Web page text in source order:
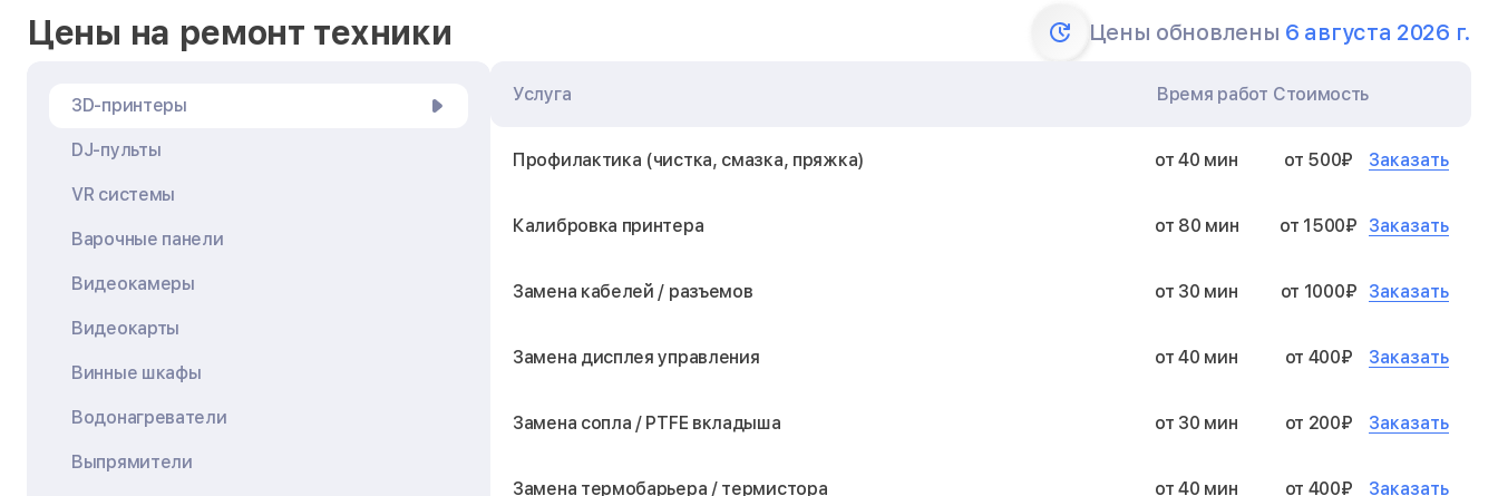
Цены на ремонт техники Цены обновлены 6 августа 2026 г.
3D-принтеры
DJ-пульты
VR системы
Варочные панели
Видеокамеры
Видеокарты
Винные шкафы
Водонагреватели
Выпрямители
Услуга Время работ Стоимость
Профилактика (чистка, смазка, пряжка) от 40 мин от 500₽ Заказать
Калибровка принтера от 80 мин от 1500₽ Заказать
Замена кабелей / разъемов от 30 мин от 1000₽ Заказать
Замена дисплея управления от 40 мин от 400₽ Заказать
Замена сопла / PTFE вкладыша от 30 мин от 200₽ Заказать
Замена термобарьера / термистора от 40 мин от 400₽ Заказать